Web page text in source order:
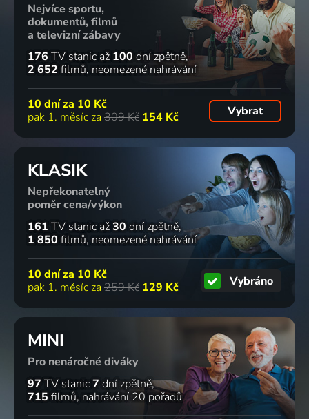
Nejvíce sportu,
dokumentů, filmů
a televizní zábavy
176 TV stanic až 100 dní zpětně
2 652 filmů neomezené nahrávání
10 dní za 10 Kč
pak 1. měsíc za 309 Kč 154 Kč Vybrat
KLASIK
Nepřekonatelný
poměr cena/výkon
161 TV stanic až30 dní zpětně
1 850 filmů neomezené nahrávání
10 dní za 10 Kč
pak 1. měsíc za 259 Kč 129 Kč Vybráno
MINI
Pro nenáročné diváky
97 TV stanic7 dní zpětně
715 filmů nahrávání 20 pořadů